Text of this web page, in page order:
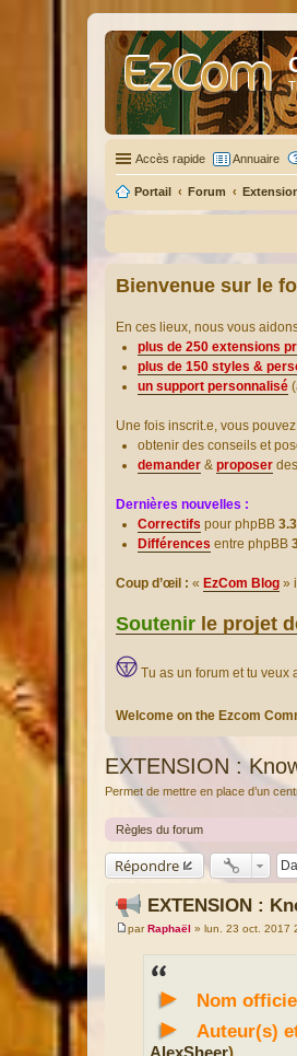
Accès rapide Annuaire
Portail Forum
Bienvenue sur le
En ces lieux, nous vous
plus de 250 extensions
plus de 150 styles &
un support personnalisé
Une fois inscrit.e, vous
obtenir des conseils et
demander & proposer
Dernières nouvelles :
Correctifs pour phpBB
Différences entre phpBB
Coup d’œil : « EzCom Blog »
Soutenir le projet
Tu as un forum et tu veux
Welcome on the Ezcom
EXTENSION :
Permet de mettre en place d’un
Règles du forum
Répondre
EXTENSION :
M
parRaphaël » lun. 23 oct. 2017
► Nom
► Auteur(s)
AlexSheer)